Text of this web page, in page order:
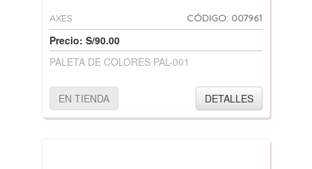
AXES CÓDIGO: 007961
Precio: S/90.00
PALETA DE COLORES PAL-001
EN TIENDA DETALLES